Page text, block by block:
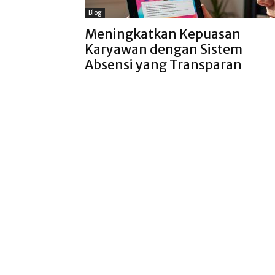
Blog
Meningkatkan Kepuasan
Karyawan dengan Sistem
Absensi yang Transparan